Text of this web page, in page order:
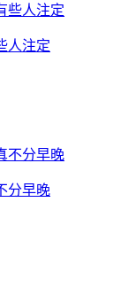
人注定
分早晚